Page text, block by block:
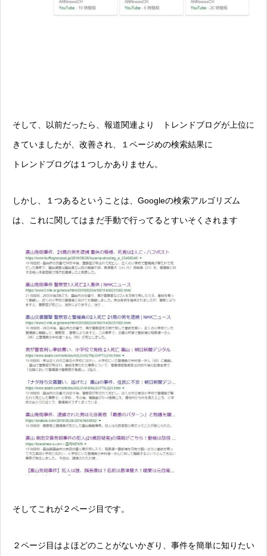
そして、以前だったら、報道関連より トレンドブログが上位に
きていましたが、改善され、１ページめの検索結果に
トレンドブログは１つしかありません。
しかし、１つあるということは、Googleの検索アルゴリズム
は、これに関してはまだ手動で行ってるとすいそくされます
そしてこれが２ページ目です。
２ページ目はよほどのことがないかぎり、事件を簡単に知りたい